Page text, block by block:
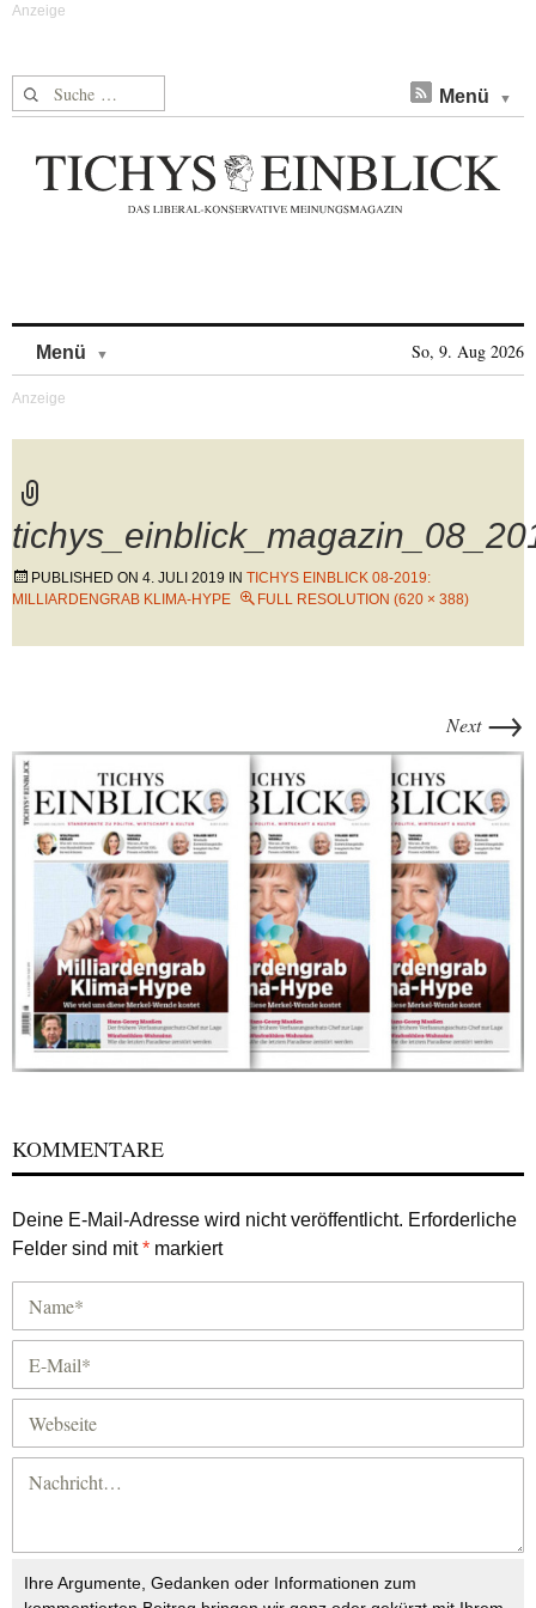
Suche nach: Menü
Menü So, 9. Aug 2026
PUBLISHED ON 4. JULI 2019 IN TICHYS EINBLICK 08-2019:
MILLIARDENGRAB KLIMA-HYPE
FULL RESOLUTION (620 × 388)
Next →
KOMMENTARE
Deine E-Mail-Adresse wird nicht veröffentlicht. Erforderliche
Felder sind mit* markiert
Ihre Argumente, Gedanken oder Informationen zum